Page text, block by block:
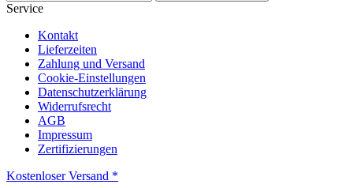
Service
Kontakt
Lieferzeiten
Zahlung und Versand
Cookie-Einstellungen
Datenschutzerklärung
Widerrufsrecht
AGB
Impressum
Zertifizierungen
Kostenloser Versand *